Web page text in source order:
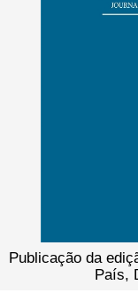
Publicação da
País,